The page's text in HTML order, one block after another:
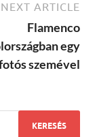
NEXT ARTICLE
Flamenco
egy
szemével